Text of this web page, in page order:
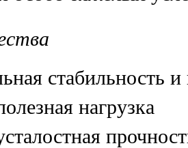
стабильность и
нагрузка